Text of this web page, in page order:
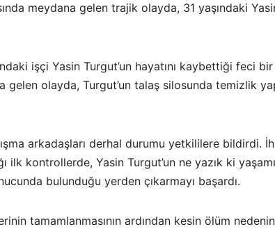
meydana gelen trajik olayda, 31 yaşındaki
işçi Yasin Turgut’un hayatını kaybettiği feci
olayda, Turgut’un talaş silosunda temizlik
arkadaşları derhal durumu yetkililere bildirdi.
kontrollerde, Yasin Turgut’un ne yazık ki
bulunduğu yerden çıkarmayı başardı.
tamamlanmasının ardından kesin ölüm